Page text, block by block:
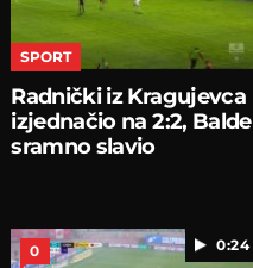
SPORT
Radnički iz Kragujevca
izjednačio na 2:2, Balde
sramno slavio
0:24
0